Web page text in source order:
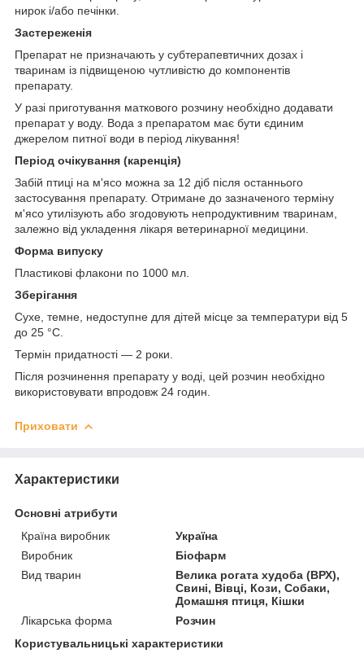
нирок і/або печінки.
Застереженія
Препарат не призначають у субтерапевтичних дозах і
тваринам із підвищеною чутливістю до компонентів
препарату.
У разі приготування маткового розчину необхідно додавати
препарат у воду. Вода з препаратом має бути єдиним
джерелом питної води в період лікування!
Період очікування (каренція)
Забій птиці на м'ясо можна за 12 діб після останнього
застосування препарату. Отримане до зазначеного терміну
м'ясо утилізують або згодовують непродуктивним тваринам,
залежно від укладення лікаря ветеринарної медицини.
Форма випуску
Пластикові флакони по 1000 мл.
Зберігання
Сухе, темне, недоступне для дітей місце за температури від 5
до 25 °C.
Термін придатності — 2 роки.
Після розчинення препарату у воді, цей розчин необхідно
використовувати впродовж 24 годин.
Приховати
Характеристики
Основні атрибути
Країна виробник
Україна
Виробник
Біофарм
Вид тварин
Велика рогата худоба (ВРХ),
Свині, Вівці, Кози, Собаки,
Домашня птиця, Кішки
Лікарська форма
Розчин
Користувальницькі характеристики